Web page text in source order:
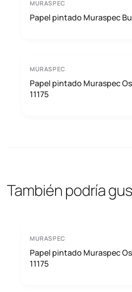
MURASPEC
Papel pintado Muraspec
MURASPEC
Papel pintado Muraspec
11175
También podría
MURASPEC
Papel pintado Muraspec
11175